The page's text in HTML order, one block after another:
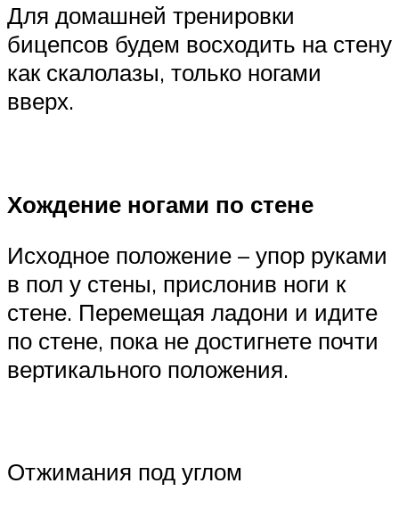
Для домашней тренировки
бицепсов будем восходить на стену
как скалолазы, только ногами
вверх.
Хождение ногами по стене
Исходное положение – упор руками
в пол у стены, прислонив ноги к
стене. Перемещая ладони и идите
по стене, пока не достигнете почти
вертикального положения.
Отжимания под углом